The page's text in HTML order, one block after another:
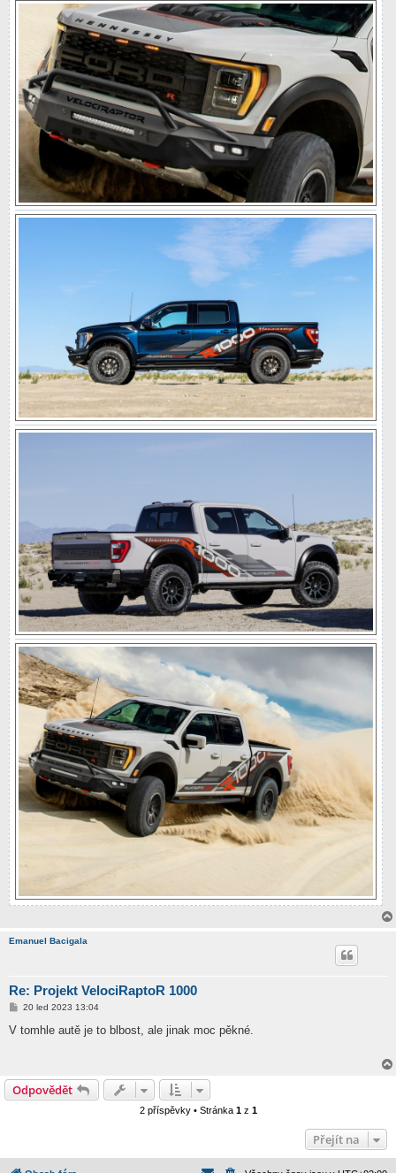
Emanuel Bacigala
Re: Projekt VelociRaptoR 1000
P
í
e
k
20 led 2023 13:04
V tomhle autě je to blbost, ale jinak moc pěkné.
Odpovědět
2 příspěvky • Stránka 1z 1
Přejít na